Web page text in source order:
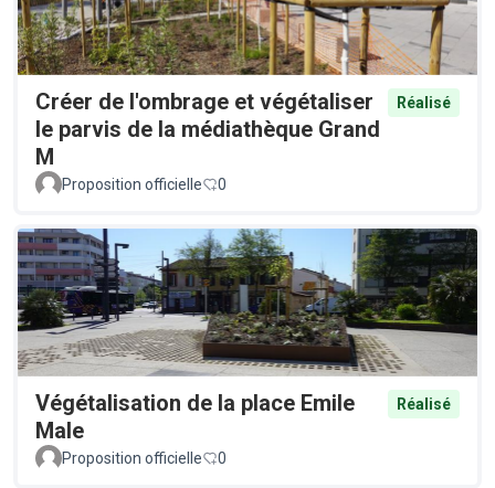
Créer de l'ombrage et végétaliser
le parvis de la médiathèque Grand
M
Réalisé
Proposition officielle 0
Végétalisation de la place Emile
Male
Réalisé
Proposition officielle 0